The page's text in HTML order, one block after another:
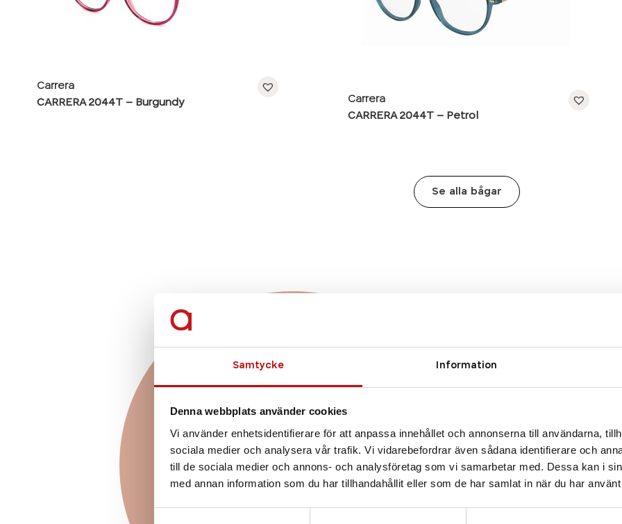
Samtycke Information
Denna webbplats använder cookies
Vi använder enhetsidentifierare för att anpassa innehållet och annonserna till användarna,
sociala medier och analysera vår trafik. Vi vidarebefordrar även sådana identifierare och
till de sociala medier och annons- och analysföretag som vi samarbetar med. Dessa kan i
med annan information som du har tillhandahållit eller som de har samlat in när du har
Carrera
CARRERA 2044T – Burgundy
Carrera
CARRERA 2044T – Petrol
Se alla bågar
Vilket glas är rätt
för just dig?
färgskiftande glas? Att ha rätt glas som är
anpassade efter dig och dina behov är
helt avgörande när det kommer till dina
beror såklart på din syn, men även din